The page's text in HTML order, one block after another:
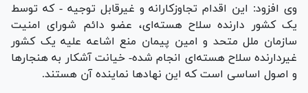
وی افزود: این اقدام تجاوزکارانه و غیرقابل توجیه - که توسط
یک کشور دارنده سلاح هسته‌ای، عضو دائم شورای امنیت
سازمان ملل متحد و امین پیمان منع اشاعه علیه یک کشور
غیردارنده سلاح هسته‌ای انجام شده- خیانت آشکار به هنجار‌ها
و اصول اساسی است که این نهاد‌ها نماینده آن هستند.